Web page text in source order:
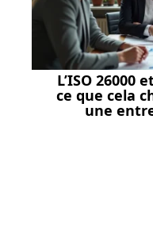
L’ISO 26000
ce que cela
une